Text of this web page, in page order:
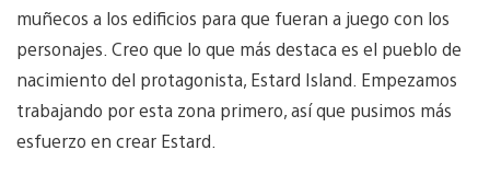
muñecos a los edificios para que fueran a juego con los
personajes. Creo que lo que más destaca es el pueblo de
nacimiento del protagonista, Estard Island. Empezamos
trabajando por esta zona primero, así que pusimos más
esfuerzo en crear Estard.